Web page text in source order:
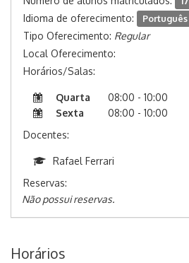
Idioma de oferecimento: Português
Tipo Oferecimento: Regular
Local Oferecimento:
Horários/Salas:
Quarta
08:00 - 10:00
Sexta
08:00 - 10:00
Docentes:
Rafael Ferrari
Reservas:
Não possui reservas.
Horários